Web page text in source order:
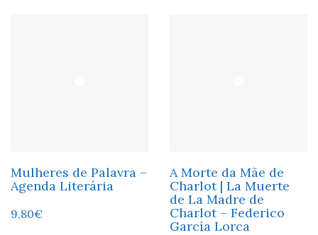
Mulheres de Palavra –
Agenda Literária
9,80€
A Morte da Mãe de
Charlot | La Muerte
de La Madre de
Charlot – Federico
García Lorca